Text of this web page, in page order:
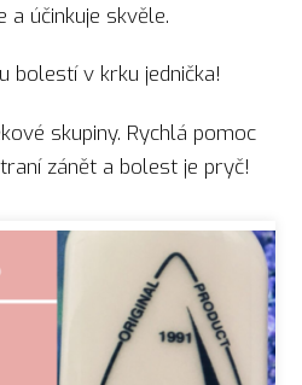
a účinkuje skvěle.
bolestí v krku jednička!
skupiny. Rychlá pomoc
zánět a bolest je pryč!